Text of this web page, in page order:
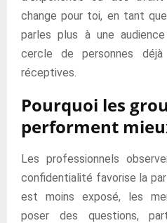
change pour toi, en tant
parles plus à une
cercle de personnes
réceptives.
Pourquoi les
performent
Les professionnels
confidentialité favorise la
est moins exposé, les
poser des questions,